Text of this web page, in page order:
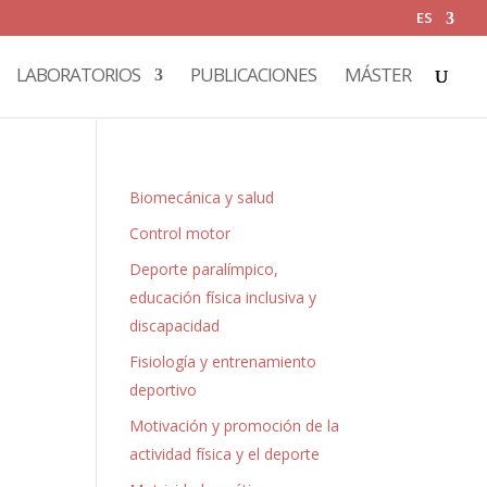
ES
LABORATORIOS PUBLICACIONES MÁSTER
Biomecánica y salud
Control motor
Deporte paralímpico,
educación física inclusiva y
discapacidad
Fisiología y entrenamiento
deportivo
Motivación y promoción de la
actividad física y el deporte